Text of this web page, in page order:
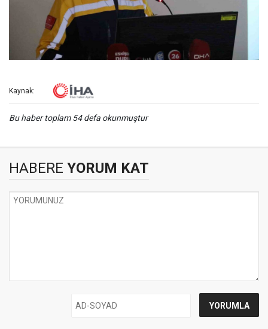
Kaynak:
Bu haber toplam 54 defa okunmuştur
HABERE YORUM KAT